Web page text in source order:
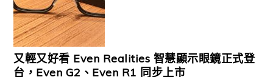
又輕又好看 Even Realities 智慧顯示眼鏡正式登
台，Even G2、Even R1 同步上市